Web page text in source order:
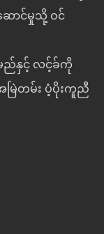
ောင်မှုသို့ ဝင်
ည်နှင့် လင့်ခ်ကို
မြဲတမ်း ပံ့ပိုးကူညီ